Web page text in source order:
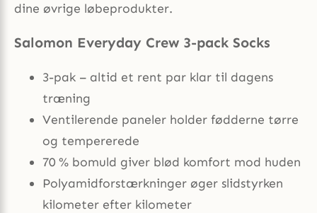
dine øvrige løbeprodukter.
Salomon Everyday Crew 3-pack Socks
3-pak – altid et rent par klar til dagens
træning
Ventilerende paneler holder fødderne tørre
og tempererede
70 % bomuld giver blød komfort mod huden
Polyamidforstærkninger øger slidstyrken
kilometer efter kilometer